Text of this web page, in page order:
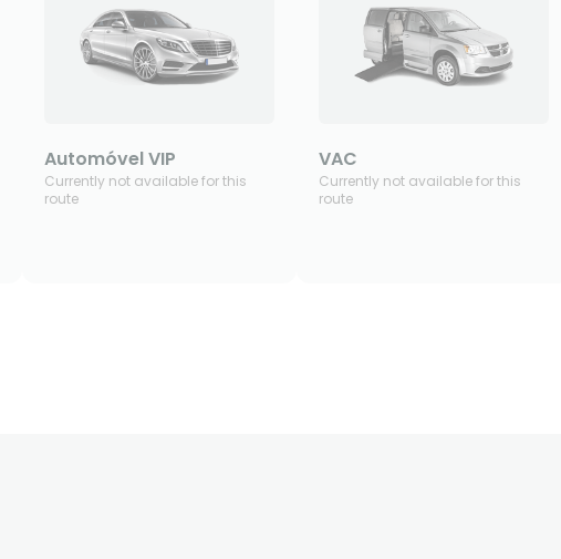
Automóvel VIP
Currently not available for this
route
VAC
Currently not available for this
route